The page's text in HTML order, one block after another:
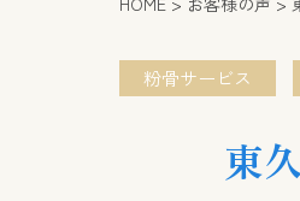
粉骨サービス
東